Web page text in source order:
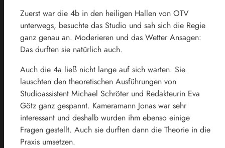
Zuerst war die 4b in den heiligen Hallen von OTV
unterwegs, besuchte das Studio und sah sich die Regie
ganz genau an. Moderieren und das Wetter Ansagen:
Das durften sie natürlich auch.
Auch die 4a ließ nicht lange auf sich warten. Sie
lauschten den theoretischen Ausführungen von
Studioassistent Michael Schröter und Redakteurin Eva
Götz ganz gespannt. Kameramann Jonas war sehr
interessant und deshalb wurden ihm ebenso einige
Fragen gestellt. Auch sie durften dann die Theorie in die
Praxis umsetzen.